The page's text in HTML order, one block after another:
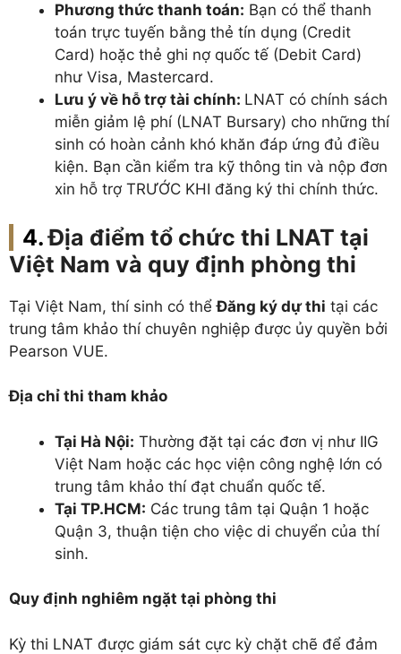
Phương thức thanh toán: Bạn có thể thanh
toán trực tuyến bằng thẻ tín dụng (Credit
Card) hoặc thẻ ghi nợ quốc tế (Debit Card)
như Visa, Mastercard.
Lưu ý về hỗ trợ tài chính: LNAT có chính sách
miễn giảm lệ phí (LNAT Bursary) cho những thí
sinh có hoàn cảnh khó khăn đáp ứng đủ điều
kiện. Bạn cần kiểm tra kỹ thông tin và nộp đơn
xin hỗ trợ TRƯỚC KHI đăng ký thi chính thức.
Địa điểm tổ chức thi LNAT tại
Việt Nam và quy định phòng thi
Tại Việt Nam, thí sinh có thểĐăng ký dự thi tại các
trung tâm khảo thí chuyên nghiệp được ủy quyền bởi
Pearson VUE.
Địa chỉ thi tham khảo
Tại Hà Nội: Thường đặt tại các đơn vị như IIG
Việt Nam hoặc các học viện công nghệ lớn có
trung tâm khảo thí đạt chuẩn quốc tế.
Tại TP.HCM: Các trung tâm tại Quận 1 hoặc
Quận 3, thuận tiện cho việc di chuyển của thí
sinh.
Quy định nghiêm ngặt tại phòng thi
Kỳ thi LNAT được giám sát cực kỳ chặt chẽ để đảm